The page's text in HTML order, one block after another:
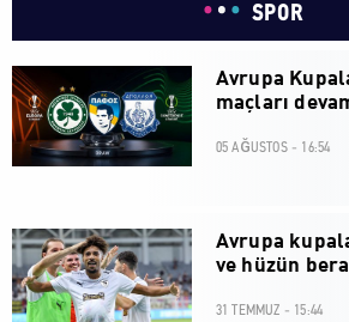
SPOR
Avrupa
maçları
05 AĞUSTOS - 16:54
Avrupa
ve hüzün
31 TEMMUZ - 15:44